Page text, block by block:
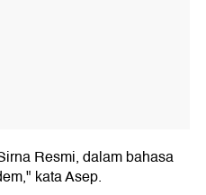
Resmi, dalam bahasa
kata Asep.